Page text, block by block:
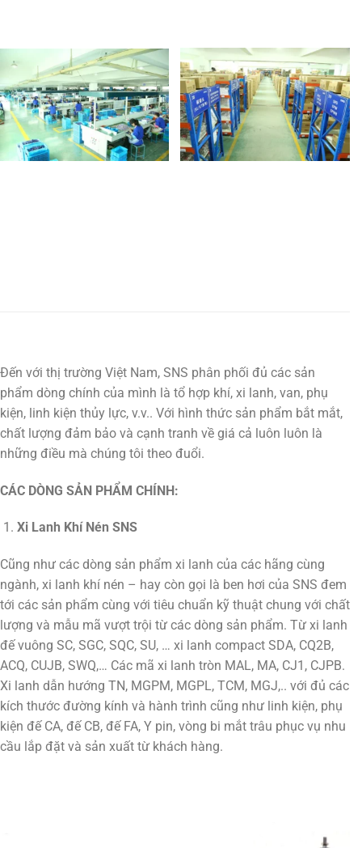
Đến với thị trường Việt Nam, SNS phân phối đủ các sản
phẩm dòng chính của mình là tổ hợp khí, xi lanh, van, phụ
kiện, linh kiện thủy lực, v.v.. Với hình thức sản phẩm bắt mắt,
chất lượng đảm bảo và cạnh tranh về giá cả luôn luôn là
những điều mà chúng tôi theo đuổi.
CÁC DÒNG SẢN PHẨM CHÍNH:
Xi Lanh Khí Nén SNS
Cũng như các dòng sản phẩm xi lanh của các hãng cùng
ngành, xi lanh khí nén – hay còn gọi là ben hơi của SNS đem
tới các sản phẩm cùng với tiêu chuẩn kỹ thuật chung với chất
lượng và mẫu mã vượt trội từ các dòng sản phẩm. Từ xi lanh
đế vuông SC, SGC, SQC, SU, … xi lanh compact SDA, CQ2B,
ACQ, CUJB, SWQ,… Các mã xi lanh tròn MAL, MA, CJ1, CJPB.
Xi lanh dẫn hướng TN, MGPM, MGPL, TCM, MGJ,.. với đủ các
kích thước đường kính và hành trình cũng như linh kiện, phụ
kiện đế CA, đế CB, đế FA, Y pin, vòng bi mắt trâu phục vụ nhu
cầu lắp đặt và sản xuất từ khách hàng.